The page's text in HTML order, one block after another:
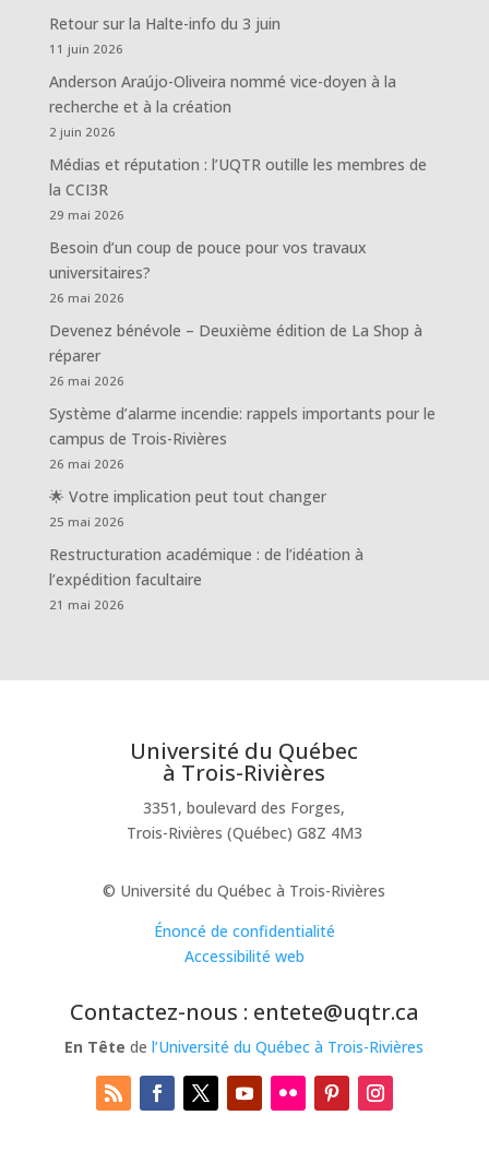
Retour sur la Halte-info du 3 juin
11 juin 2026
Anderson Araújo-Oliveira nommé vice-doyen à la
recherche et à la création
2 juin 2026
Médias et réputation : l’UQTR outille les membres de
la CCI3R
29 mai 2026
Besoin d’un coup de pouce pour vos travaux
universitaires?
26 mai 2026
Devenez bénévole – Deuxième édition de La Shop à
réparer
26 mai 2026
Système d’alarme incendie: rappels importants pour le
campus de Trois-Rivières
26 mai 2026
🌟 Votre implication peut tout changer
25 mai 2026
Restructuration académique : de l’idéation à
l’expédition facultaire
21 mai 2026
Université du Québec
à Trois-Rivières
3351, boulevard des Forges,
Trois-Rivières (Québec) G8Z 4M3
© Université du Québec à Trois-Rivières
Énoncé de confidentialité
Accessibilité web
Contactez-nous : entete@uqtr.ca
En Tête del’Université du Québec à Trois-Rivières